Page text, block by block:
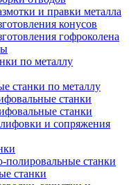
и правки металла
конусов
гофроколена
по металлу
станки по металлу
станки
станки
и сопряжения
станки
станки